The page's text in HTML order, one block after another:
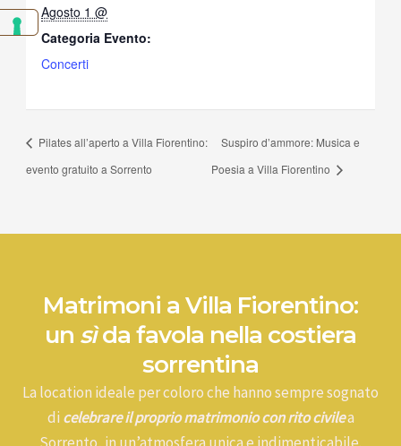
Agosto 1 @
Categoria Evento:
Concerti
Pilates all’aperto a Villa Fiorentino:
evento gratuito a Sorrento
Suspiro d’ammore: Musica e
Poesia a Villa Fiorentino
Matrimoni a Villa Fiorentino:
un sìda favola nella costiera
sorrentina
La location ideale per coloro che hanno sempre sognato
di celebrare il proprio matrimonio con rito civilea